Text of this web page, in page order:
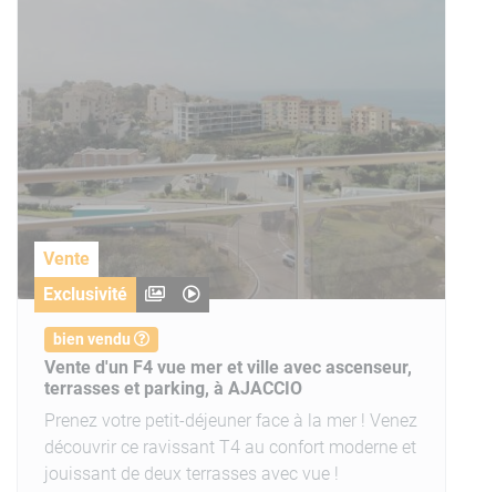
Vente
Exclusivité
bien vendu
Vente d'un F4 vue mer et ville avec ascenseur,
terrasses et parking, à AJACCIO
Prenez votre petit-déjeuner face à la mer ! Venez
découvrir ce ravissant T4 au confort moderne et
jouissant de deux terrasses avec vue !